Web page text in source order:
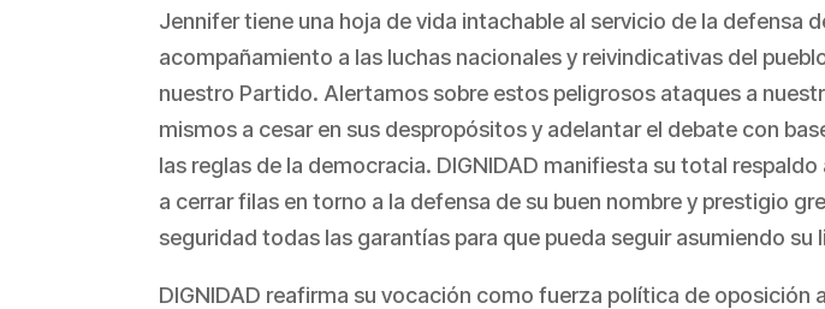
Jennifer tiene una hoja de vida intachable al servicio de la defensa
acompañamiento a las luchas nacionales y reivindicativas del
nuestro Partido. Alertamos sobre estos peligrosos ataques a
mismos a cesar en sus despropósitos y adelantar el debate con
las reglas de la democracia. DIGNIDAD manifiesta su total
a cerrar filas en torno a la defensa de su buen nombre y prestigio
seguridad todas las garantías para que pueda seguir asumiendo
DIGNIDAD reafirma su vocación como fuerza política de oposición